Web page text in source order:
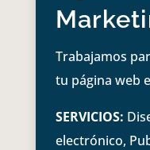
Trabajamos
tu página web
SERVICIOS:
electrónico,